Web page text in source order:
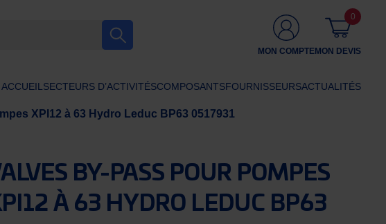
MON COMPTEMON DEVIS
0
ACCUEIL SECTEURS D’ACTIVITÉSCOMPOSANTSFOURNISSEURSACTUALITÉS
XPI12 à 63 Hydro Leduc BP63 0517931
BY-PASS POUR POMPES
À 63 HYDRO LEDUC BP63